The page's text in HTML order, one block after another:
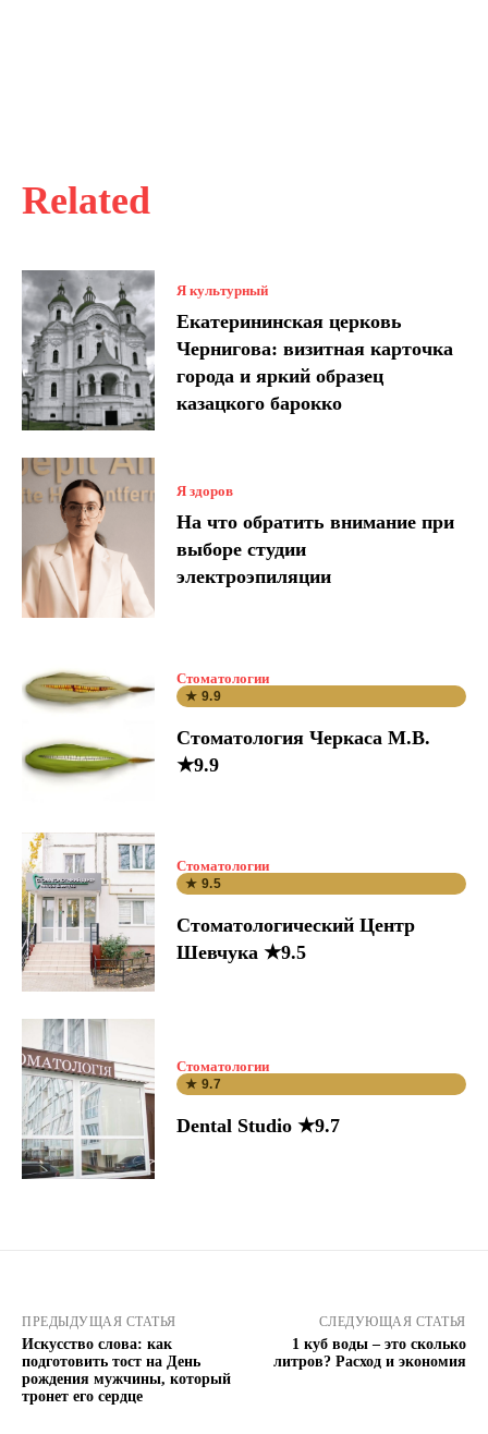
Related
Я культурный
Екатерининская церковь
Чернигова: визитная карточка
города и яркий образец
казацкого барокко
Я здоров
На что обратить внимание при
выборе студии
электроэпиляции
Стоматологии
★ 9.9
Стоматология Черкаса М.В.
★9.9
Стоматологии
★ 9.5
Стоматологический Центр
Шевчука ★9.5
Стоматологии
★ 9.7
Dental Studio ★9.7
ПРЕДЫДУЩАЯ СТАТЬЯ
Искусство слова: как
подготовить тост на День
рождения мужчины, который
тронет его сердце
СЛЕДУЮЩАЯ СТАТЬЯ
1 куб воды – это сколько
литров? Расход и экономия